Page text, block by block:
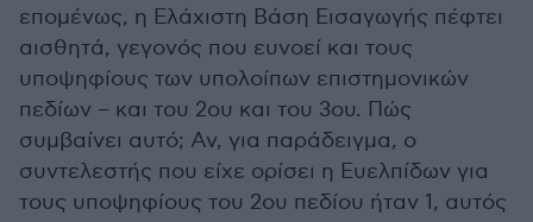
επομένως, η Ελάχιστη Βάση Εισαγωγής πέφτει
αισθητά, γεγονός που ευνοεί και τους
υποψηφίους των υπολοίπων επιστημονικών
πεδίων – και του 2ου και του 3ου. Πώς
συμβαίνει αυτό; Αν, για παράδειγμα, ο
συντελεστής που είχε ορίσει η Ευελπίδων για
τους υποψηφίους του 2ου πεδίου ήταν 1, αυτός